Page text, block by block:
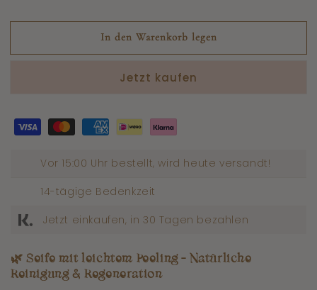
leichtem
Seife
mit
leichtem
Peeling
In den Warenkorb legen
Jetzt kaufen
Vor 15:00 Uhr bestellt, wird heute versandt!
14-tägige Bedenkzeit
Jetzt einkaufen, in 30 Tagen bezahlen
🌿Seife mit leichtem Peeling – Natürliche
Reinigung & Regeneration